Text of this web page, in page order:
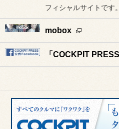
フィシャルサイトです。
mobox
「COCKPIT